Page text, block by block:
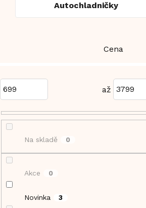
Autochladničky
Cena
699 3799
Na skladě 0
Akce 0
Novinka 3